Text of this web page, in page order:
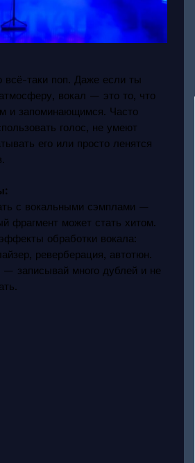
всё-таки поп. Даже если ты
вокал — это то, что
и запоминающимся. Часто
голос, не умеют
его или просто ленятся
с вокальными сэмплами —
фрагмент может стать хитом.
обработки вокала:
реверберация, автотюн.
записывай много дублей и не